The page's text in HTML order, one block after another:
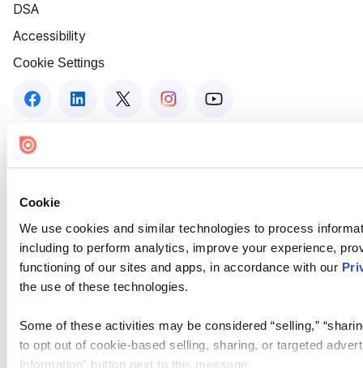
Cookie
We use cookies and similar technologies to process
including to perform analytics, improve your experience,
functioning of our sites and apps, in accordance with our
the use of these technologies.
Some of these activities may be considered “selling,”
to opt out of cookie-based selling, sharing, or targeted
Information” button next to this message.
DSA
Accessibility
Cookie Settings